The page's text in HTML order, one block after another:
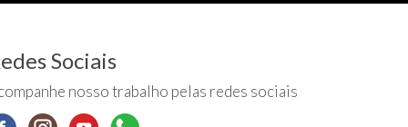
Sociais
nosso trabalho pelas redes sociais